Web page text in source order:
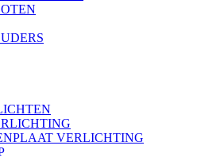
VERLICHTING